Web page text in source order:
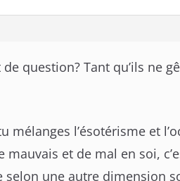
question? Tant qu’ils ne
mélanges l’ésotérisme et
mauvais et de mal en soi,
selon une autre dimension